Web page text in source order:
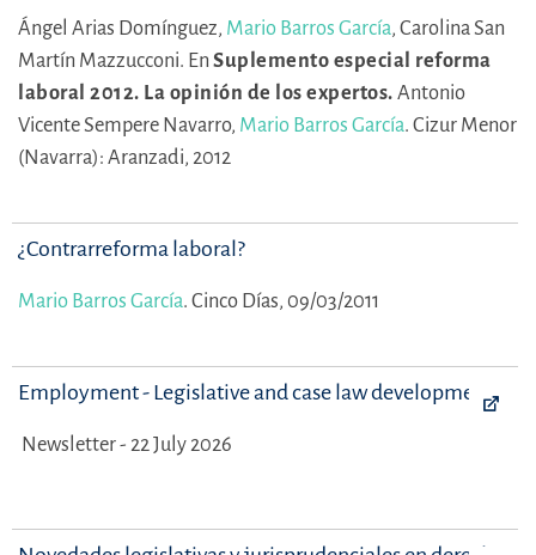
Ángel Arias Domínguez, Mario Barros García, Carolina San
Martín Mazzucconi. En Suplemento especial reforma
laboral 2012. La opinión de los expertos. Antonio
Vicente Sempere Navarro, Mario Barros García. Cizur Menor
(Navarra): Aranzadi, 2012
¿Contrarreforma laboral?
Mario Barros García. Cinco Días, 09/03/2011
Employment - Legislative and case law developments
Newsletter - 22 July 2026